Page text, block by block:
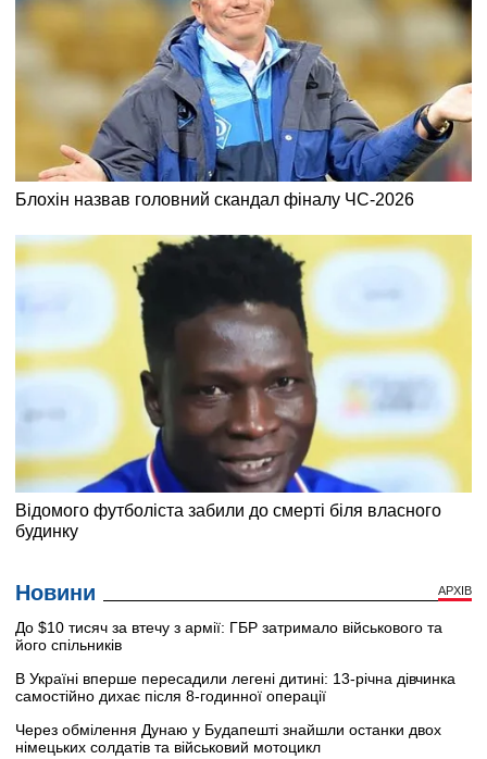
Новини АРХІВ
До $10 тисяч за втечу з армії: ГБР затримало військового та
його спільників
В Україні вперше пересадили легені дитині: 13-річна дівчинка
самостійно дихає після 8-годинної операції
Через обмілення Дунаю у Будапешті знайшли останки двох
німецьких солдатів та військовий мотоцикл